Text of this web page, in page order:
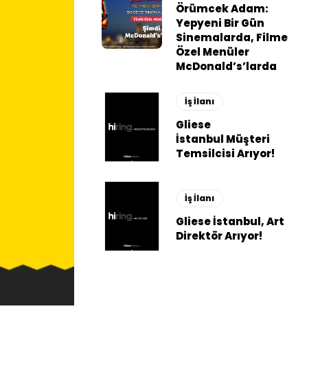
Örümcek Adam:
Yepyeni Bir Gün
Sinemalarda, Filme
Özel Menüler
McDonald’s’larda
İş İlanı
Gliese
İstanbul Müşteri
Temsilcisi Arıyor!
İş İlanı
Gliese İstanbul, Art
Direktör Arıyor!